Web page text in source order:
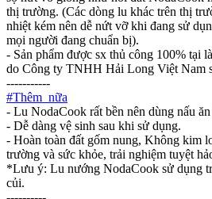
thị trường. (Các dòng lu khác trên thị
nhiệt kém nên dễ nứt vỡ khi đang sử
mọi người đang chuẩn bị).
- Sản phẩm được sx thủ công 100% tại
do Công ty TNHH Hải Long Việt Nam
-----------
#Thêm_nữa
- Lu NodaCook rất bền nên dùng nấu
- Dễ dàng vệ sinh sau khi sử dụng.
- Hoàn toàn đất gốm nung, Không kim
trường và sức khỏe, trải nghiệm tuyệt
*Lưu ý: Lu nướng NodaCook sử dụng
củi.